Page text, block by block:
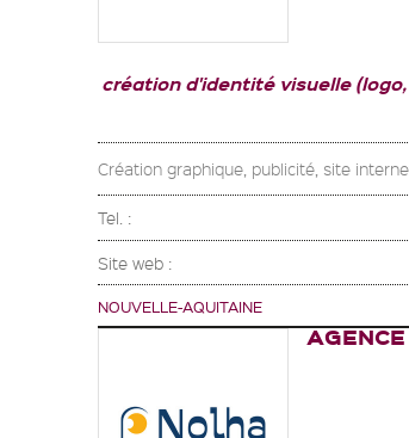
création d'identité visuelle
Création graphique, publicité, site
Tel. :
Site web :
NOUVELLE-AQUITAINE